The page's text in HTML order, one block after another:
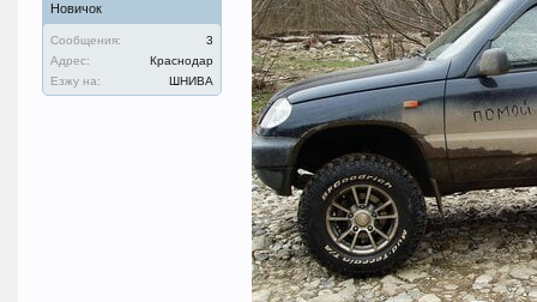
Новичок
Сообщения:
3
Адрес:
Краснодар
Езжу на:
ШНИВА